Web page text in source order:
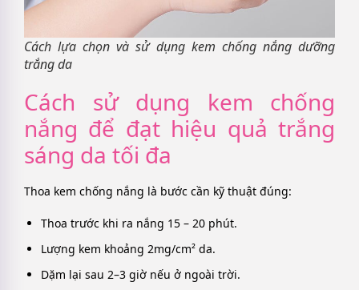
Cách lựa chọn và sử dụng kem chống nắng dưỡng
trắng da
Cách sử dụng kem chống
nắng để đạt hiệu quả trắng
sáng da tối đa
Thoa kem chống nắng là bước cần kỹ thuật đúng:
Thoa trước khi ra nắng 15 – 20 phút.
Lượng kem khoảng 2mg/cm² da.
Dặm lại sau 2–3 giờ nếu ở ngoài trời.